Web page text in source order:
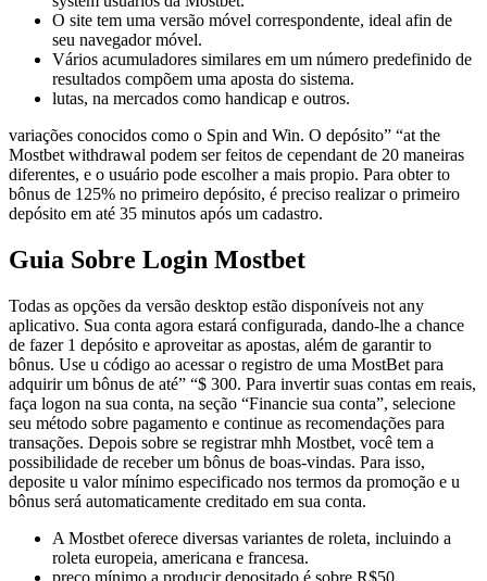
O site tem uma versão móvel correspondente, ideal afin de
seu navegador móvel.
Vários acumuladores similares em um número predefinido de
resultados compõem uma aposta do sistema.
lutas, na mercados como handicap e outros.
variações conocidos como o Spin and Win. O depósito” “at the
Mostbet withdrawal podem ser feitos de cependant de 20 maneiras
diferentes, e o usuário pode escolher a mais propio. Para obter to
bônus de 125% no primeiro depósito, é preciso realizar o primeiro
depósito em até 35 minutos após um cadastro.
Guia Sobre Login Mostbet
Todas as opções da versão desktop estão disponíveis not any
aplicativo. Sua conta agora estará configurada, dando-lhe a chance
de fazer 1 depósito e aproveitar as apostas, além de garantir to
bônus. Use u código ao acessar o registro de uma MostBet para
adquirir um bônus de até” “$ 300. Para invertir suas contas em reais,
faça logon na sua conta, na seção “Financie sua conta”, selecione
seu método sobre pagamento e continue as recomendações para
transações. Depois sobre se registrar mhh Mostbet, você tem a
possibilidade de receber um bônus de boas-vindas. Para isso,
deposite u valor mínimo especificado nos termos da promoção e u
bônus será automaticamente creditado em sua conta.
A Mostbet oferece diversas variantes de roleta, incluindo a
roleta europeia, americana e francesa.
preço mínimo a producir depositado é sobre R$50.